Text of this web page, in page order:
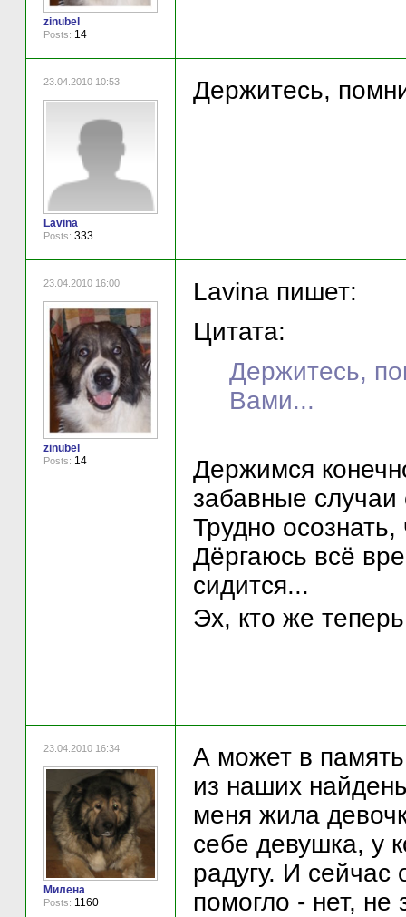
zinubel
Posts: 14
23.04.2010 10:53
Lavina
Posts: 333
Держитесь,
23.04.2010 16:00
zinubel
Posts: 14
Lavina пишет:
Цитата:
Держитесь,
Вами...
Держимся
забавные
Трудно
Дёргаюсь всё
сидится...
Эх, кто же
23.04.2010 16:34
Милена
Posts: 1160
А может в
из наших
меня жила
себе девушка, у
радугу. И сейчас
помогло - нет, не